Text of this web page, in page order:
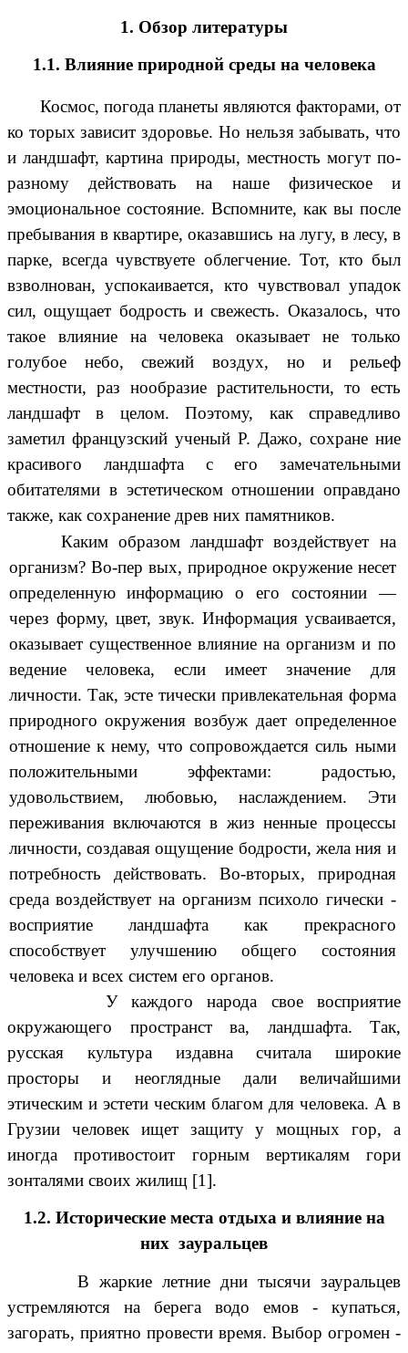
1. Обзор литературы
1.1. Влияние природной среды на человека
Космос, погода планеты являются факторами, от
ко торых зависит здоровье. Но нельзя забывать, что
и ландшафт, картина природы, местность могут по-
разному действовать на наше физическое и
эмоциональное состояние. Вспомните, как вы после
пребывания в квартире, оказавшись на лугу, в лесу, в
парке, всегда чувствуете облегчение. Тот, кто был
взволнован, успокаивается, кто чувствовал упадок
сил, ощущает бодрость и свежесть. Оказалось, что
такое влияние на человека оказывает не только
голубое небо, свежий воздух, но и рельеф
местности, раз нообразие растительности, то есть
ландшафт в целом. Поэтому, как справедливо
заметил французский ученый Р. Дажо, сохране ние
красивого ландшафта с его замечательными
обитателями в эстетическом отношении оправдано
также, как сохранение древ них памятников.
Каким образом ландшафт воздействует на
организм? Во-пер вых, природное окружение несет
определенную информацию о его состоянии —
через форму, цвет, звук. Информация усваивается,
оказывает существенное влияние на организм и по
ведение человека, если имеет значение для
личности. Так, эсте тически привлекательная форма
природного окружения возбуж дает определенное
отношение к нему, что сопровождается силь ными
положительными эффектами: радостью,
удовольствием, любовью, наслаждением. Эти
переживания включаются в жиз ненные процессы
личности, создавая ощущение бодрости, жела ния и
потребность действовать. Во-вторых, природная
среда воздействует на организм психоло гически -
восприятие ландшафта как прекрасного
способствует улучшению общего состояния
человека и всех систем его органов.
У каждого народа свое восприятие
окружающего пространст ва, ландшафта. Так,
русская культура издавна считала широкие
просторы и неоглядные дали величайшими
этическим и эстети ческим благом для человека. А в
Грузии человек ищет защиту у мощных гор, а
иногда противостоит горным вертикалям гори
зонталями своих жилищ [1].
1.2. Исторические места отдыха и влияние на
них зауральцев
В жаркие летние дни тысячи зауральцев
устремляются на берега водо емов - купаться,
загорать, приятно провести время. Выбор огромен -